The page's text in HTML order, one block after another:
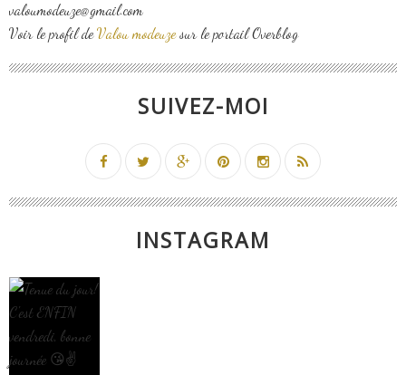
valoumodeuze@gmail.com
Voir le profil deValou modeuzesur le portail Overblog
SUIVEZ-MOI
INSTAGRAM